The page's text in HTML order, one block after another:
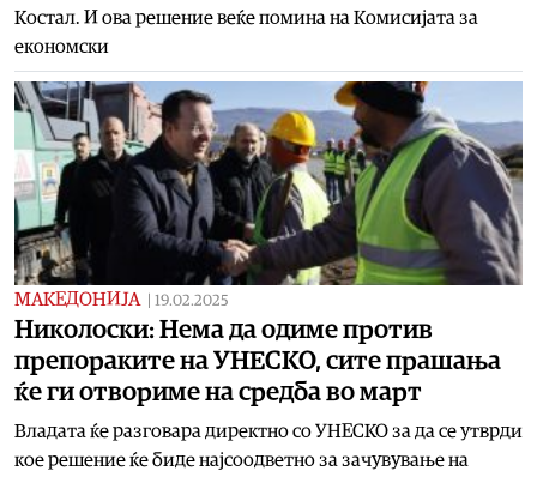
Костал. И ова решение веќе помина на Комисијата за
економски
МАКЕДОНИЈА 19.02.2025
Николоски: Нема да одиме против
препораките на УНЕСКО, сите прашања
ќе ги отвориме на средба во март
Владата ќе разговара директно со УНЕСКО за да се утврди
кое решение ќе биде најсоодветно за зачувување на